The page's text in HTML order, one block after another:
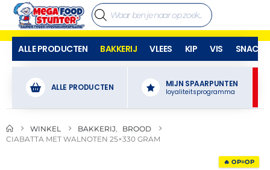
ALLE PRODUCTEN BAKKERIJ VLEES KIP VIS SNACKS
ALLE PRODUCTEN MIJN SPAARPUNTEN
loyaliteitsprogramma
WINKEL BAKKERIJ
BROOD
CIABATTA MET WALNOTEN 25×330 GRAM
🔥 OP=OP